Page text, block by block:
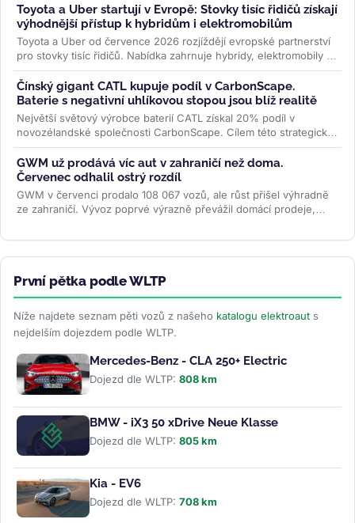
Toyota a Uber startují v Evropě: Stovky tisíc řidičů získají
výhodnější přístup k hybridům i elektromobilům
Toyota a Uber od července 2026 rozjíždějí evropské partnerství
pro stovky tisíc řidičů. Nabídka zahrnuje hybridy, elektromobily i
ojetiny...>>
Čínský gigant CATL kupuje podíl v CarbonScape.
Baterie s negativní uhlíkovou stopou jsou blíž realitě
Největší světový výrobce baterií CATL získal 20% podíl v
novozélandské společnosti CarbonScape. Cílem této strategické
investice je...>>
GWM už prodává víc aut v zahraničí než doma.
Červenec odhalil ostrý rozdíl
GWM v červenci prodalo 108 067 vozů, ale růst přišel výhradně
ze zahraničí. Vývoz poprvé výrazně převážil domácí prodeje,
První pětka podle WLTP
Níže najdete seznam pěti vozů z našeho katalogu elektroaut s
nejdelším dojezdem podle WLTP.
Mercedes-Benz - CLA 250+ Electric
Dojezd dle WLTP: 808 km
BMW - iX3 50 xDrive Neue Klasse
Dojezd dle WLTP: 805 km
Kia - EV6
Dojezd dle WLTP: 708 km